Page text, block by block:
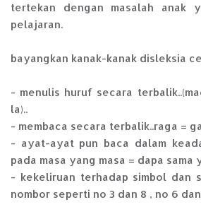
tertekan dengan masalah anak
pelajaran.
bayangkan kanak-kanak disleksia
- menulis huruf secara
la)..
- membaca secara terbalik..raga =
- ayat-ayat pun baca dalam
pada masa yang masa = dapa sama
- kekeliruan terhadap simbol dan
nombor seperti no 3 dan 8 , no 6